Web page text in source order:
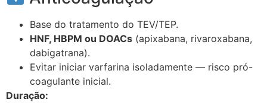
Base do tratamento do TEV/TEP.
HNF, HBPM ou DOACs (apixabana, rivaroxabana,
dabigatrana).
Evitar iniciar varfarina isoladamente — risco pró-
coagulante inicial.
Duração: